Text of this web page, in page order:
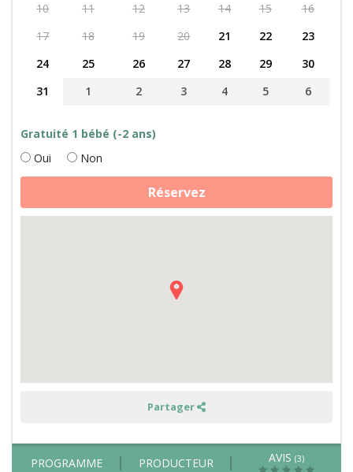
PROGRAMME PRODUCTEUR AVIS (3)
10
11 12 13 14 15
16
17
18 19 20 21 22
23
24
25 26 27 28 29
30
31
1 2 3 4 5 6
Gratuité 1 bébé (-2 ans)
Oui
Non
quantité
Soin
des
le
Réservez
Partager